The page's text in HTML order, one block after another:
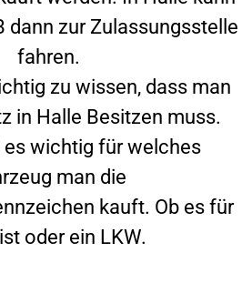
dann zur Zulassungsstelle
fahren.
zu wissen, dass man
in Halle Besitzen muss.
es wichtig für welches
man die
kauft. Ob es für
oder ein LKW.